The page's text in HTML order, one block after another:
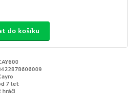
do košíku
7 let
hráči